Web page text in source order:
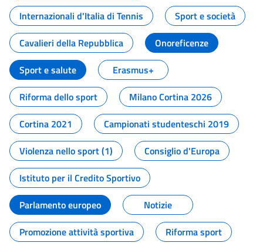
Internazionali d'Italia di Tennis
Sport e società
Cavalieri della Repubblica
Onoreficenze
Sport e salute
Erasmus+
Riforma dello sport
Milano Cortina 2026
Cortina 2021
Campionati studenteschi 2019
Violenza nello sport (1)
Consiglio d'Europa
Istituto per il Credito Sportivo
Parlamento europeo
Notizie
Promozione attività sportiva
Riforma sport